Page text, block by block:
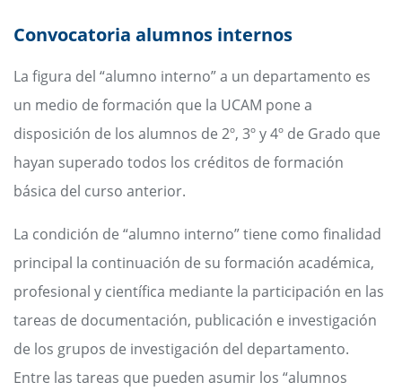
Convocatoria alumnos internos
La figura del “alumno interno” a un departamento es
un medio de formación que la UCAM pone a
disposición de los alumnos de 2º, 3º y 4º de Grado que
hayan superado todos los créditos de formación
básica del curso anterior.
La condición de “alumno interno” tiene como finalidad
principal la continuación de su formación académica,
profesional y científica mediante la participación en las
tareas de documentación, publicación e investigación
de los grupos de investigación del departamento.
Entre las tareas que pueden asumir los “alumnos